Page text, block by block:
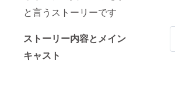
と言うストーリーです
ストーリー内容とメイン
キャスト